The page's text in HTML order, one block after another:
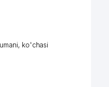
, ko'chasi